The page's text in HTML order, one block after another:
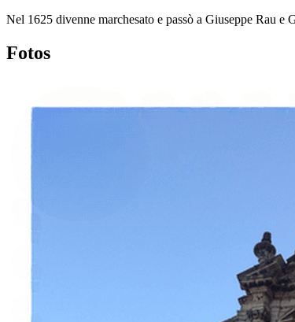
Nel 1625 divenne marchesato e passò a Giuseppe Rau
Fotos